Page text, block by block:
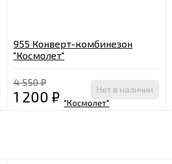
955 Конверт-комбинезон
"Космолет"
4 550₽
1 200₽ Нет в наличии